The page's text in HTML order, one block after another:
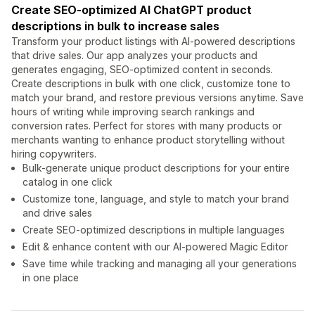
Create SEO-optimized AI ChatGPT product
descriptions in bulk to increase sales
Transform your product listings with AI-powered descriptions
that drive sales. Our app analyzes your products and
generates engaging, SEO-optimized content in seconds.
Create descriptions in bulk with one click, customize tone to
match your brand, and restore previous versions anytime. Save
hours of writing while improving search rankings and
conversion rates. Perfect for stores with many products or
merchants wanting to enhance product storytelling without
hiring copywriters.
Bulk-generate unique product descriptions for your entire
catalog in one click
Customize tone, language, and style to match your brand
and drive sales
Create SEO-optimized descriptions in multiple languages
Edit & enhance content with our AI-powered Magic Editor
Save time while tracking and managing all your generations
in one place